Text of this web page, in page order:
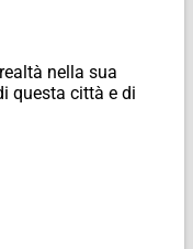
nella sua
questa città e di